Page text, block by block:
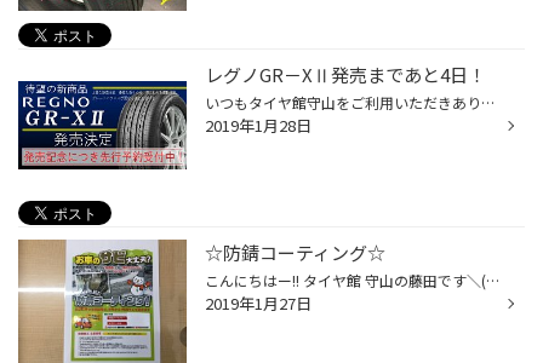
レグノGR－XⅡ発売まであと4日！
いつもタイヤ館守山をご利用いただきありがとうございます。 待望の新商品レグノ 「GR-XⅡ」発売まであと4日となりました。 新品時・摩耗時ともに、上質な静粛性を実現優雅な乗り心地と応答性の良いハンドリングを両立ライフ・低燃費・ウェット性能を高次元でバランス ２０１９年２月から順次発売 全...
2019年1月28日
☆防錆コーティング☆
こんにちはー!! タイヤ館 守山の藤田です＼(^o^)／ いつもスタッフ日記をご覧頂き、ありがとうございます!! 本日は朝から雪がちらついていましたね(>_<) 凍結している可能性もあるので、お車を運転される方は十分に気をつけて運転してください! また久しぶりにお車に乗ると空気圧やバッテリーの電圧...
2019年1月27日